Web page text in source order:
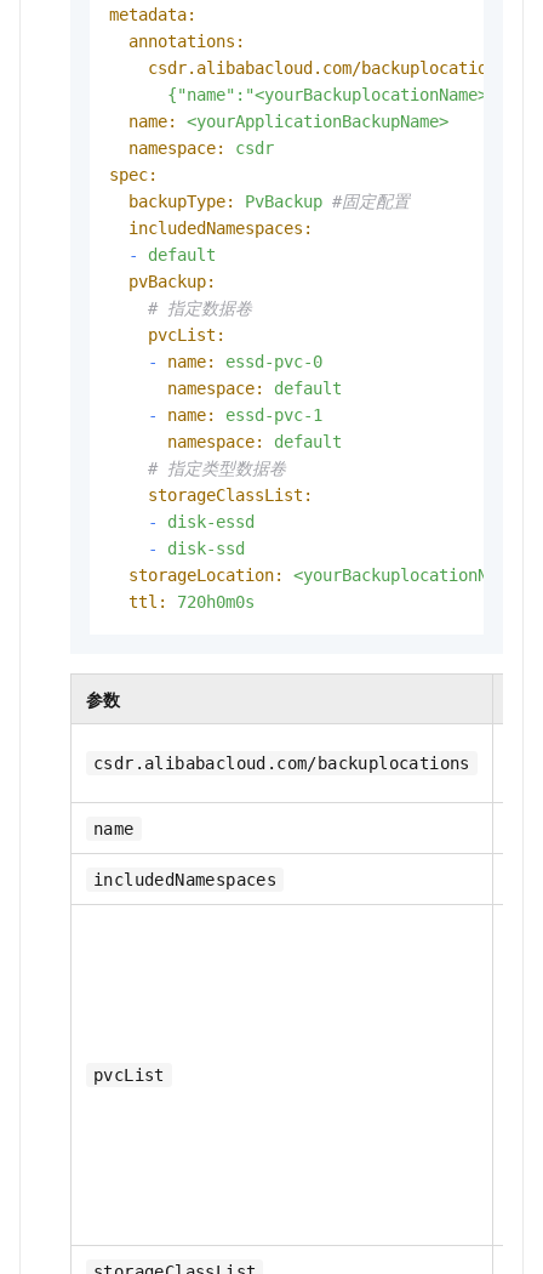
metadata:
annotations:
csdr.alibabacloud.com/backuplocations:
name:
<yourApplicationBackupName>
namespace:
csdr
spec:
backupType:
PvBackup #固定配置
includedNamespaces:
-
default
pvBackup:
# 指定数据卷
pvcList:
-
name:
essd-pvc-0
namespace:
default
-
name:
essd-pvc-1
namespace:
default
# 指定类型数据卷
storageClassList:
-
disk-essd
-
disk-ssd
storageLocation:
<yourBackuplocationName>
ttl:
720h0m0s
参数
csdr.alibabacloud.com/backuplocations
name
includedNamespaces
pvcList